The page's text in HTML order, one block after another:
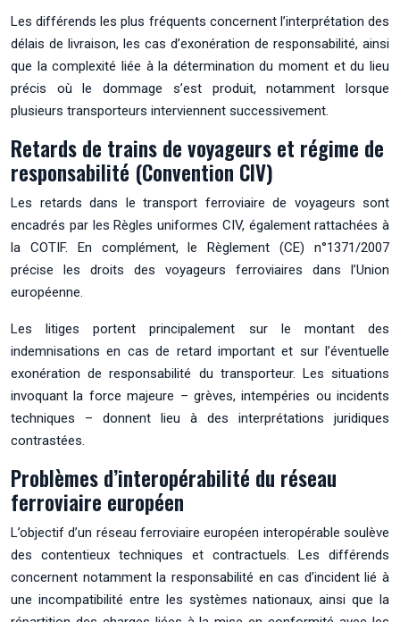
Les différends les plus fréquents concernent l’interprétation des
délais de livraison, les cas d’exonération de responsabilité, ainsi
que la complexité liée à la détermination du moment et du lieu
précis où le dommage s’est produit, notamment lorsque
plusieurs transporteurs interviennent successivement.
Retards de trains de voyageurs et régime de
responsabilité (Convention CIV)
Les retards dans le transport ferroviaire de voyageurs sont
encadrés par les Règles uniformes CIV, également rattachées à
la COTIF. En complément, le Règlement (CE) n°1371/2007
précise les droits des voyageurs ferroviaires dans l’Union
européenne.
Les litiges portent principalement sur le montant des
indemnisations en cas de retard important et sur l’éventuelle
exonération de responsabilité du transporteur. Les situations
invoquant la force majeure – grèves, intempéries ou incidents
techniques – donnent lieu à des interprétations juridiques
contrastées.
Problèmes d’interopérabilité du réseau
ferroviaire européen
L’objectif d’un réseau ferroviaire européen interopérable soulève
des contentieux techniques et contractuels. Les différends
concernent notamment la responsabilité en cas d’incident lié à
une incompatibilité entre les systèmes nationaux, ainsi que la